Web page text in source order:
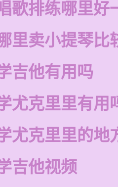
歌排练哪里好
里卖小提琴比
吉他有用吗
尤克里里有用
尤克里里的地
吉他视频